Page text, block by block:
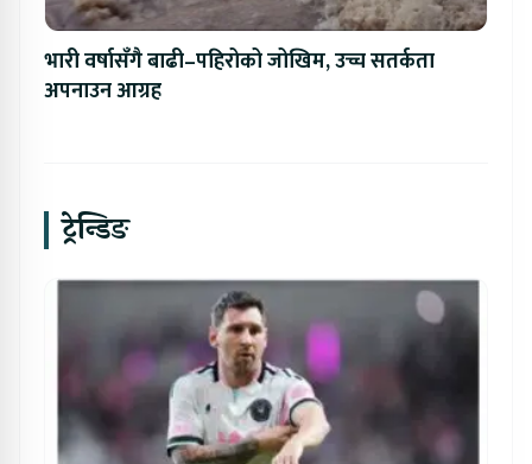
भारी वर्षासँगै बाढी–पहिरोको जोखिम, उच्च सतर्कता
अपनाउन आग्रह
ट्रेन्डिङ